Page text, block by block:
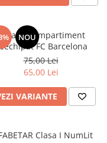
NOU
1 compartiment
FC Barcelona
75,00 Lei
65,00 Lei
VARIANTE
ALFABETAR Clasa I NumLit